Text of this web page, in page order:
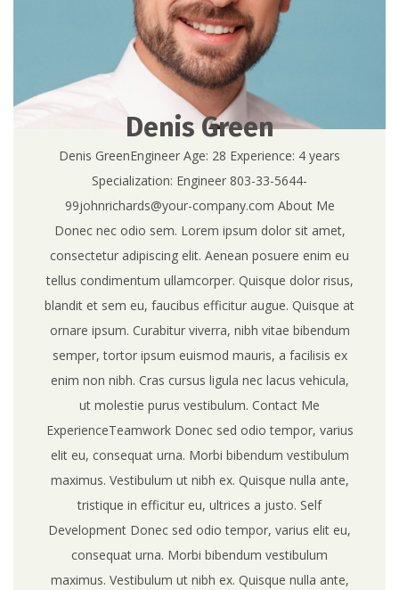
Denis Green
Denis GreenEngineer Age: 28 Experience: 4 years
Specialization: Engineer 803-33-5644-
99johnrichards@your-company.com About Me
Donec nec odio sem. Lorem ipsum dolor sit amet,
consectetur adipiscing elit. Aenean posuere enim eu
tellus condimentum ullamcorper. Quisque dolor risus,
blandit et sem eu, faucibus efficitur augue. Quisque at
ornare ipsum. Curabitur viverra, nibh vitae bibendum
semper, tortor ipsum euismod mauris, a facilisis ex
enim non nibh. Cras cursus ligula nec lacus vehicula,
ut molestie purus vestibulum. Contact Me
ExperienceTeamwork Donec sed odio tempor, varius
elit eu, consequat urna. Morbi bibendum vestibulum
maximus. Vestibulum ut nibh ex. Quisque nulla ante,
tristique in efficitur eu, ultrices a justo. Self
Development Donec sed odio tempor, varius elit eu,
consequat urna. Morbi bibendum vestibulum
maximus. Vestibulum ut nibh ex. Quisque nulla ante,